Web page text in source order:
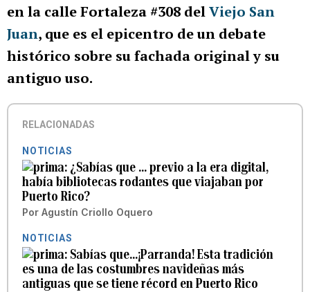
en la calle Fortaleza #308 delViejo San
Juan, que es el epicentro de un debate
histórico sobre su fachada original y su
antiguo uso.
RELACIONADAS
NOTICIAS
¿Sabías que … previo a la era digital,
había bibliotecas rodantes que viajaban por
Puerto Rico?
Por Agustín Criollo Oquero
NOTICIAS
Sabías que…¡Parranda! Esta tradición
es una de las costumbres navideñas más
antiguas que se tiene récord en Puerto Rico